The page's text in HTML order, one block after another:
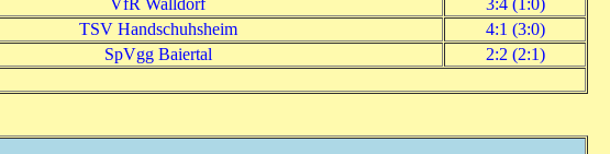
VfR Walldorf
3:4 (1:0)
TSV Handschuhsheim
4:1 (3:0)
SpVgg Baiertal
2:2 (2:1)